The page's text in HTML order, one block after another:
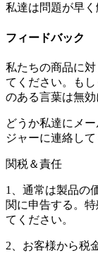
私達は問題が早く
フィードバック
私たちの商品に
てください。も
のある言葉は無効
どうか私達にメ
ジャーに連絡して
関税＆責任
1、通常は製品の
関に申告する。
てください。
2、お客様から税